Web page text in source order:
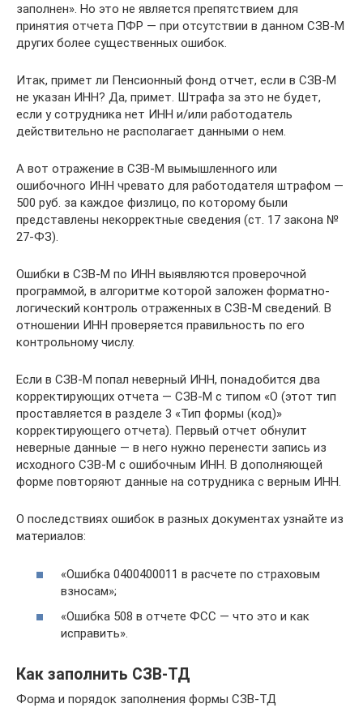
заполнен». Но это не является препятствием для
принятия отчета ПФР — при отсутствии в данном СЗВ-М
других более существенных ошибок.
Итак, примет ли Пенсионный фонд отчет, если в СЗВ-М
не указан ИНН? Да, примет. Штрафа за это не будет,
если у сотрудника нет ИНН и/или работодатель
действительно не располагает данными о нем.
А вот отражение в СЗВ-М вымышленного или
ошибочного ИНН чревато для работодателя штрафом —
500 руб. за каждое физлицо, по которому были
представлены некорректные сведения (ст. 17 закона №
27-ФЗ).
Ошибки в СЗВ-М по ИНН выявляются проверочной
программой, в алгоритме которой заложен форматно-
логический контроль отраженных в СЗВ-М сведений. В
отношении ИНН проверяется правильность по его
контрольному числу.
Если в СЗВ-М попал неверный ИНН, понадобится два
корректирующих отчета — СЗВ-М с типом «О (этот тип
проставляется в разделе 3 «Тип формы (код)»
корректирующего отчета). Первый отчет обнулит
неверные данные — в него нужно перенести запись из
исходного СЗВ-М с ошибочным ИНН. В дополняющей
форме повторяют данные на сотрудника с верным ИНН.
О последствиях ошибок в разных документах узнайте из
материалов:
«Ошибка 0400400011 в расчете по страховым
взносам»;
«Ошибка 508 в отчете ФСС — что это и как
исправить».
Как заполнить СЗВ-ТД
Форма и порядок заполнения формы СЗВ-ТД